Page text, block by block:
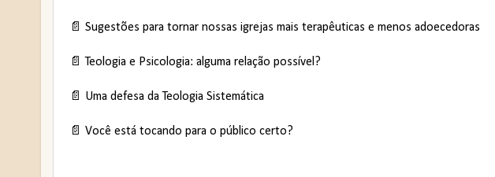
📄 Sugestões para tornar nossas igrejas mais terapêuticas e menos adoecedoras
📄 Teologia e Psicologia: alguma relação possível?
📄 Uma defesa da Teologia Sistemática
📄 Você está tocando para o público certo?